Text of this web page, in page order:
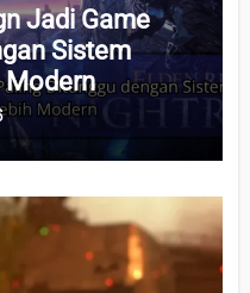
Jadi Game
Sistem
Modern